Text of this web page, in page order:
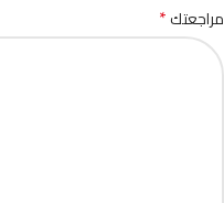
مراجعتك*